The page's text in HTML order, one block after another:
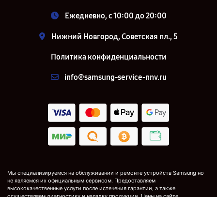
Ежедневно, с 10:00 до 20:00
Нижний Новгород, Советская пл., 5
Политика конфиденциальности
info@samsung-service-nnv.ru
Мы специализируемся на обслуживании и ремонте устройств Samsung но
не являемся их официальным сервисом. Предоставляем
высококачественные услуги после истечения гарантии, а также